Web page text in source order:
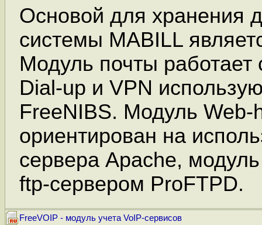
Основой для хранения
системы MABILL
Модуль почты
Dial-up и VPN
FreeNIBS. Модуль Web-
ориентирован на
сервера Apache,
ftp-сервером ProFTPD.
FreeVOIP - модуль учета VoIP-сервисов